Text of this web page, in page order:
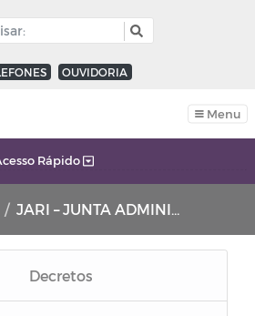
OUVIDORIA
Menu
Rápido
JARI – JUNTA ADMINISTRATIVA DE RECURSOS DE INFRAÇÕES
Decretos